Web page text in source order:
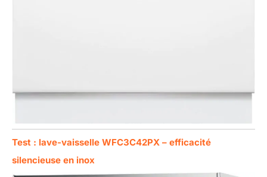
Test : lave-vaisselle WFC3C42PX – efficacité
silencieuse en inox